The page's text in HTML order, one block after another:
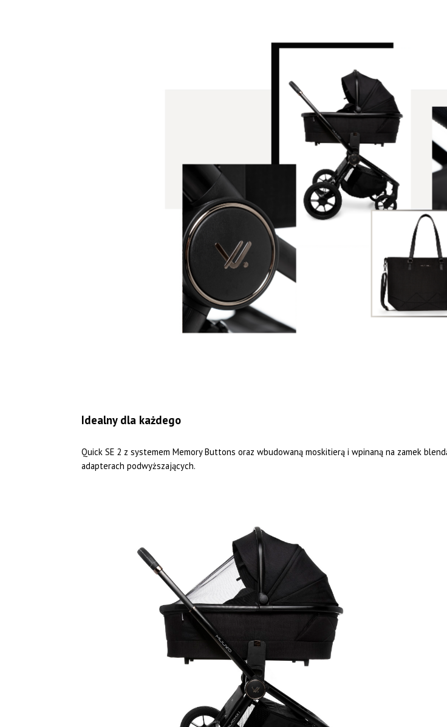
Idealny dla każdego
Quick SE 2 z systemem Memory Buttons oraz wbudowaną moskitierą i wpinaną na zamek
adapterach podwyższających.